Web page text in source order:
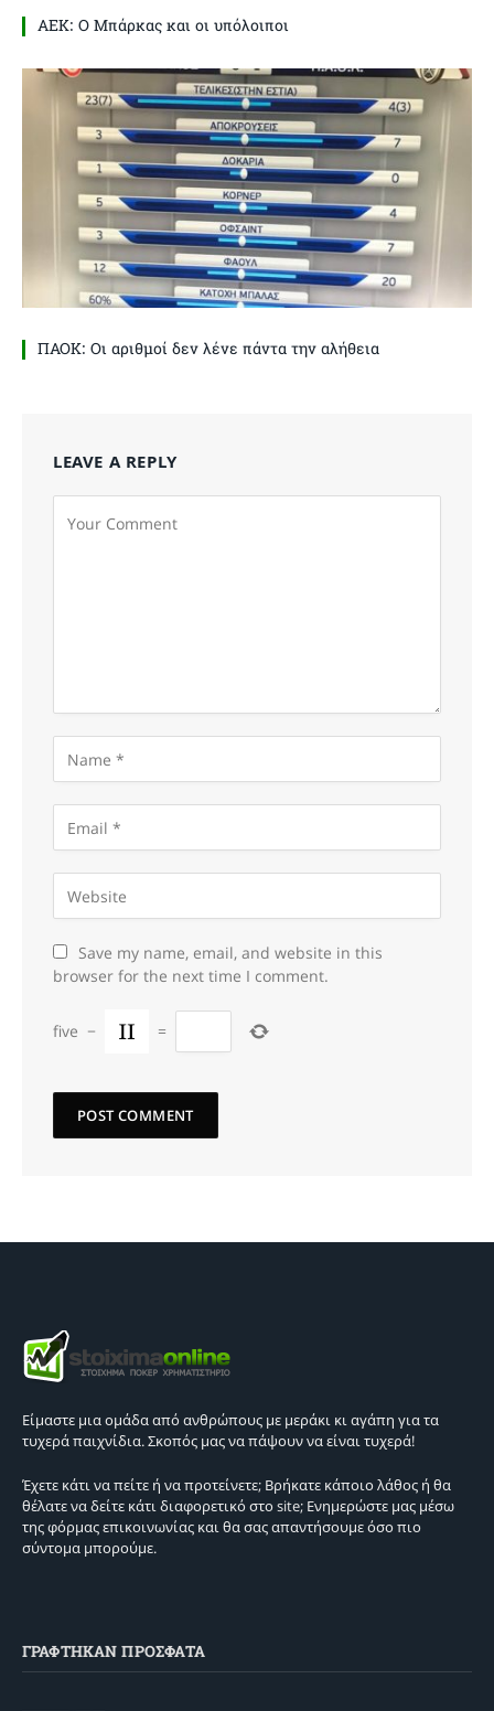
ΑΕΚ: Ο Μπάρκας και οι υπόλοιποι
ΠΑΟΚ: Οι αριθμοί δεν λένε πάντα την αλήθεια
LEAVE A REPLY
Save my name, email, and website in this
browser for the next time I comment.
five − =
Είμαστε μια ομάδα από ανθρώπους με μεράκι κι αγάπη για τα
τυχερά παιχνίδια. Σκοπός μας να πάψουν να είναι τυχερά!
Έχετε κάτι να πείτε ή να προτείνετε; Βρήκατε κάποιο λάθος ή θα
θέλατε να δείτε κάτι διαφορετικό στο site; Ενημερώστε μας μέσω
της φόρμας επικοινωνίας και θα σας απαντήσουμε όσο πιο
σύντομα μπορούμε.
ΓΡΑΦΤΗΚΑΝ ΠΡΟΣΦΑΤΑ